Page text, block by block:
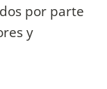
por parte
y